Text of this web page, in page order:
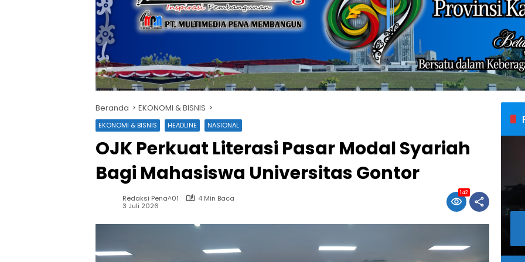
Beranda EKONOMI & BISNIS
EKONOMI & BISNIS HEADLINE NASIONAL
OJK Perkuat Literasi Pasar Modal Syariah
Bagi Mahasiswa Universitas Gontor
Redaksi Pena^01
4 Min Baca
3 Juli 2026
142